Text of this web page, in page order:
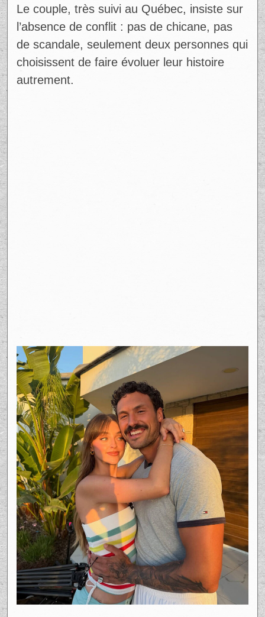
Le couple, très suivi au Québec, insiste sur
l’absence de conflit : pas de chicane, pas
de scandale, seulement deux personnes qui
choisissent de faire évoluer leur histoire
autrement.